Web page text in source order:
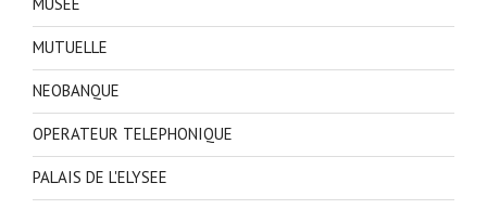
MUSEE
MUTUELLE
NEOBANQUE
OPERATEUR TELEPHONIQUE
PALAIS DE L'ELYSEE